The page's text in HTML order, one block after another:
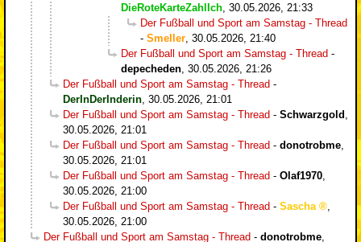
DieRoteKarteZahlIch 30.05.2026, 21:33
Der Fußball und Sport am Samstag - Thread
- Smeller 30.05.2026, 21:40
Der Fußball und Sport am Samstag - Thread -
depecheden 30.05.2026, 21:26
Der Fußball und Sport am Samstag - Thread -
DerInDerInderin 30.05.2026, 21:01
Der Fußball und Sport am Samstag - Thread - Schwarzgold
30.05.2026, 21:01
Der Fußball und Sport am Samstag - Thread - donotrobme
30.05.2026, 21:01
Der Fußball und Sport am Samstag - Thread - Olaf1970
30.05.2026, 21:00
Der Fußball und Sport am Samstag - Thread - Sascha
30.05.2026, 21:00
Der Fußball und Sport am Samstag - Thread - donotrobme